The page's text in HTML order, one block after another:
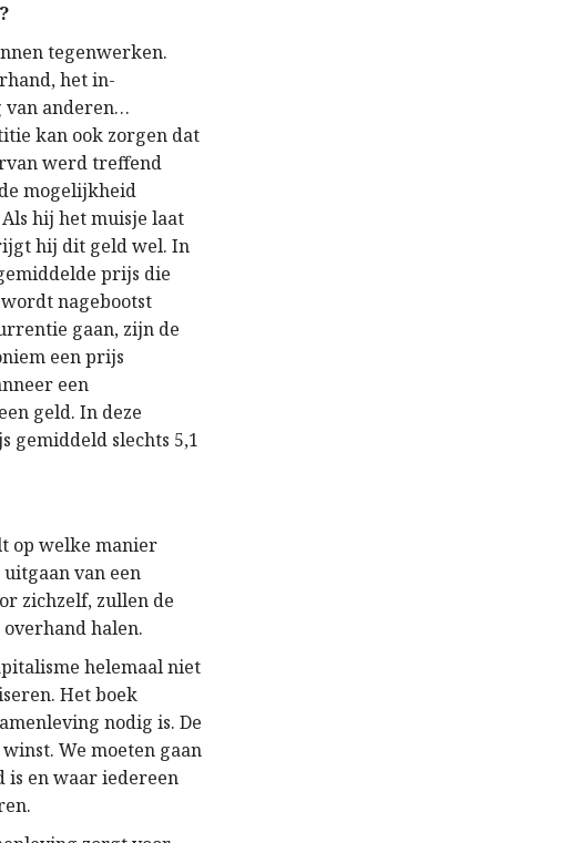
tegenwerken.
het in-
van anderen…
kan ook zorgen dat
werd treffend
mogelijkheid
hij het muisje laat
hij dit geld wel. In
prijs die
nagebootst
gaan, zijn de
een prijs
een
geld. In deze
gemiddeld slechts 5,1
op welke manier
van een
zichzelf, zullen de
halen.
helemaal niet
Het boek
nodig is. De
We moeten gaan
is en waar iedereen